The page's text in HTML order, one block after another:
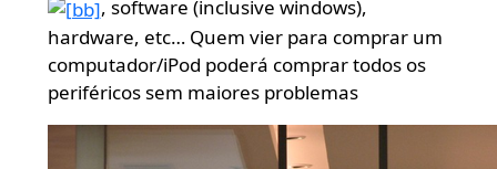
, software (inclusive windows),
hardware, etc… Quem vier para comprar um
computador/iPod poderá comprar todos os
periféricos sem maiores problemas